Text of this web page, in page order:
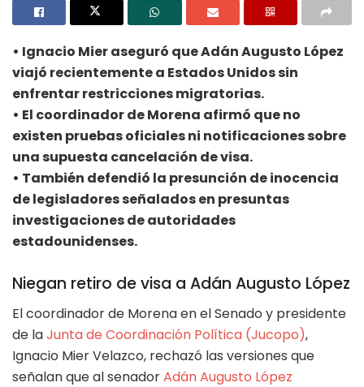
• Ignacio Mier aseguró que Adán Augusto López
viajó recientemente a Estados Unidos sin
enfrentar restricciones migratorias.
• El coordinador de Morena afirmó que no
existen pruebas oficiales ni notificaciones sobre
una supuesta cancelación de visa.
• También defendió la presunción de inocencia
de legisladores señalados en presuntas
investigaciones de autoridades
estadounidenses.
Niegan retiro de visa a Adán Augusto López
El coordinador de Morena en el Senado y presidente
de laJunta de Coordinación Política (Jucopo),
Ignacio Mier Velazco, rechazó las versiones que
señalan que al senadorAdán Augusto López